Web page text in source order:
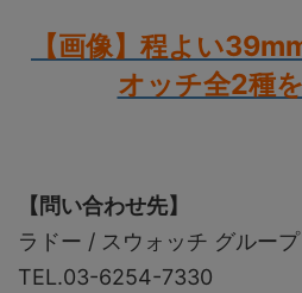
【画像】程よい
オッチ全2種
【問い合わせ先】
ラドー / スウォッチ グルー
TEL.03-6254-7330